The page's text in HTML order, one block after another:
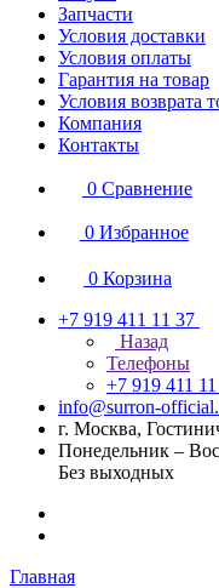
Запчасти
Условия доставки
Условия оплаты
Гарантия на товар
Условия возврата
Компания
Контакты
0 Сравнение
0 Избранное
0 Корзина
+7 919 411 11 37
Назад
Телефоны
+7 919 411
info@surron-
г. Москва,
Понедельник –
Без выходных
Главная